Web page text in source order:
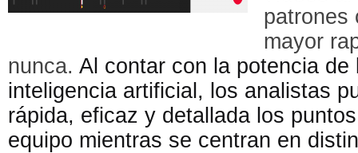
patrones
mayor
nunca.Al contar con la potencia
inteligencia artificial, los analistas
rápida, eficaz y detallada los
equipo mientras se centran en